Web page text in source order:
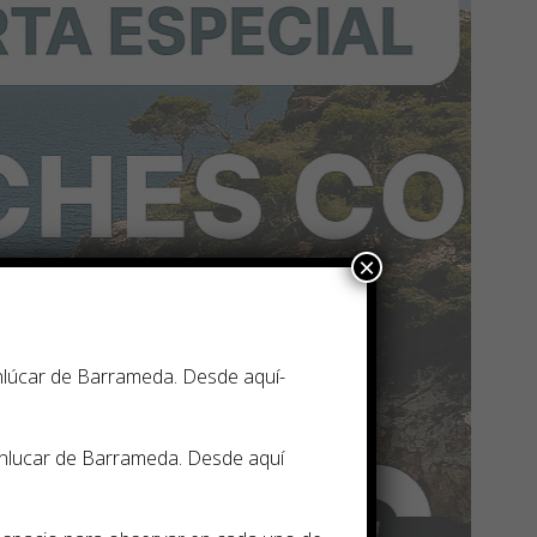
de Barrameda. Desde aquí­
de Barrameda. Desde aquí
×